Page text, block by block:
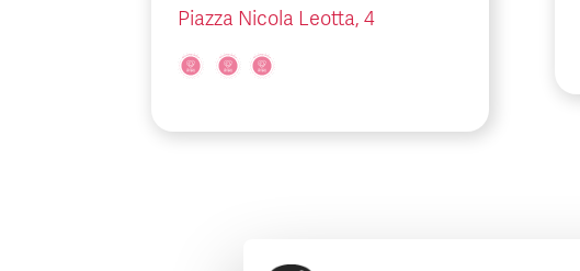
Piazza Nicola Leotta, 4